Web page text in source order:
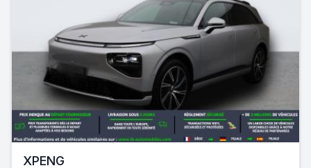
XPENG